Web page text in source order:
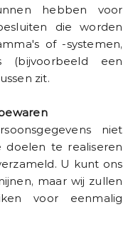
hebben voor
die worden
of -systemen,
een
zit.
niet
te realiseren
U kunt ons
maar wij zullen
voor eenmalig